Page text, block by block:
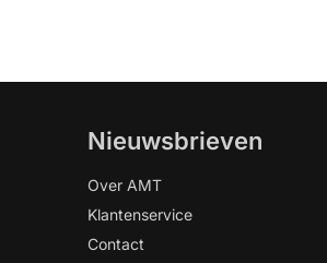
Nieuwsbrieven
Over AMT
Klantenservice
Contact